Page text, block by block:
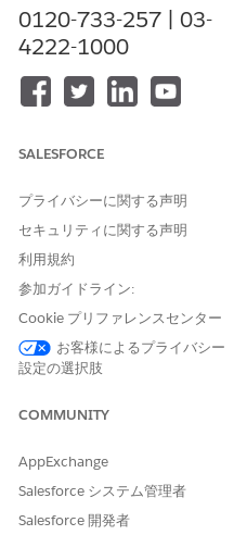
Salesforce Field Service（SFS
Field Service モバイル設定の
これらのバックグラウンド
ィブタイマーをリセットする
なくなります。
いる限り（完全に閉じられて
同期アクティビティが継続し
解決策
Salesforce Field Service（SFS
0120-733-257 | 03-
4222-1000
SALESFORCE
プライバシーに関する声明
セキュリティに関する声明
利用規約
参加ガイドライン:
Cookie プリファレンスセンター
お客様によるプライバシー
設定の選択肢
COMMUNITY
AppExchange
Salesforce システム管理者
Salesforce 開発者